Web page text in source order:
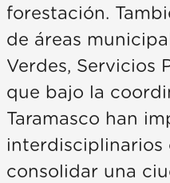
forestación.
de áreas
Verdes, Servicios
que bajo la
Taramasco han
interdisciplinarios
consolidar una